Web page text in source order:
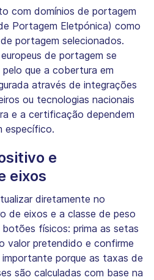
com domínios de portagem
Portagem Eletрónica) como
portagem selecionados.
de portagem se
que a cobertura em
através de integrações
ou tecnologias nacionais
e a certificação dependem
específico.
e
eixos
diretamente no
de eixos e a classe de peso
físicos: prima as setas
valor pretendido e confirme
porque as taxas de
são calculadas com base na